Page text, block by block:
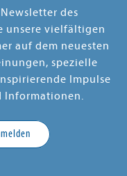
des
unsere vielfältigen
auf dem neuesten
spezielle
Impulse
Informationen.